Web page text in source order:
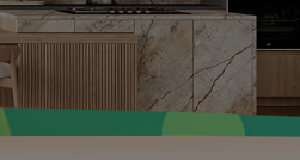
塑胶三通角阀WP01205